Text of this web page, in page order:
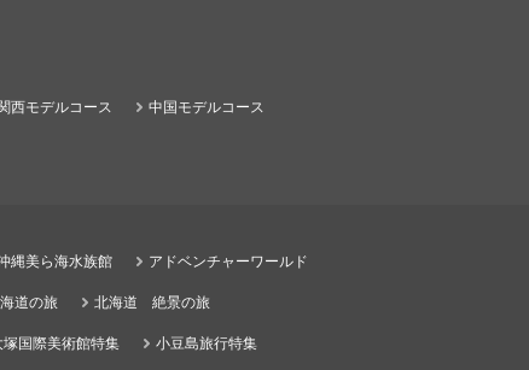
西モデルコース 中国モデルコース
縄美ら海水族館 アドベンチャーワールド
道の旅 北海道 絶景の旅
塚国際美術館特集 小豆島旅行特集